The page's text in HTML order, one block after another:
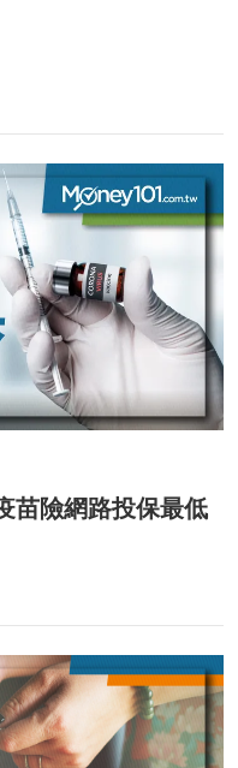
苗險網路投保最低